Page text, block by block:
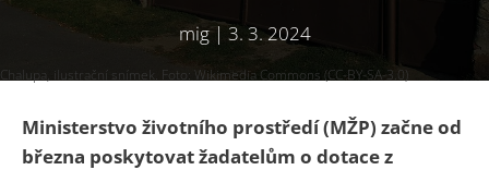
mig| 3. 3. 2024
Chalupa, ilustrační snímek. Foto: Wikimedia Commons (CC-BY-SA-3.0)
Ministerstvo životního prostředí (MŽP) začne od
března poskytovat žadatelům o dotace z